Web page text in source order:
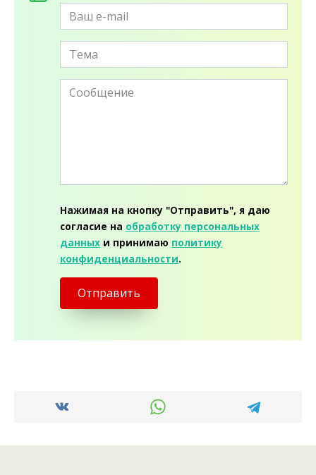
Нажимая на кнопку "Отправить", я даю
согласие на обработку персональных
данных и принимаю политику
конфиденциальности.
Отправить